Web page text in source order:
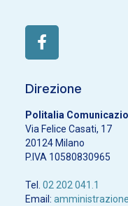
Direzione
Politalia
Via Felice Casati, 17
20124 Milano
P.IVA 10580830965
Tel. 02 202 041.1
Email: